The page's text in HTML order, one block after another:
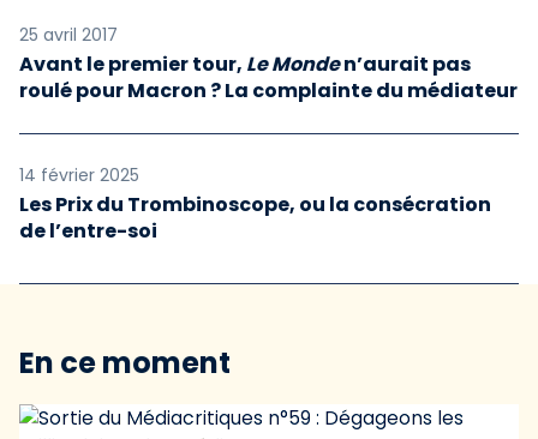
25 avril 2017
Avant le premier tour, Le Monden’aurait pas
roulé pour Macron ? La complainte du médiateur
14 février 2025
Les Prix du Trombinoscope, ou la consécration
de l’entre-soi
En ce moment